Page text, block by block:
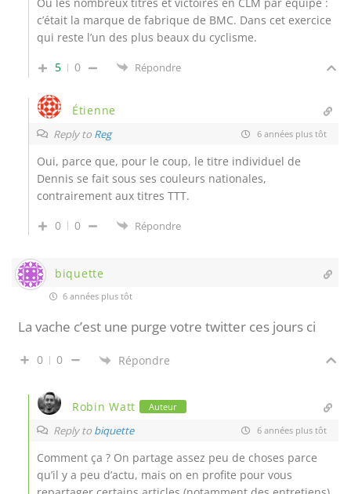
c’était la marque de fabrique de BMC. Dans cet exercice
qui reste l’un des plus beaux du cyclisme.
5 0 Répondre
Étienne
Reply to Reg 6 années plus tôt
Oui, parce que, pour le coup, le titre individuel de
Dennis se fait sous ses couleurs nationales,
contrairement aux titres TTT.
0
0 Répondre
biquette
6 années plus tôt
La vache c’est une purge votre twitter ces jours ci
0 0 Répondre
Robin Watt Auteur
Reply to biquette 6 années plus tôt
Comment ça ? On partage assez peu de choses parce
qu’il y a peu d’actu, mais on en profite pour vous